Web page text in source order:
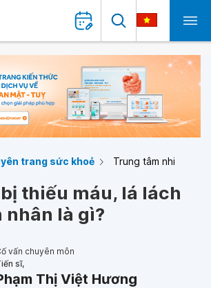
trang sức khoẻ Trung tâm nhi
thiếu máu, lá lách
nhân là gì?
vấn chuyên môn
sĩ,
Thị Việt Hương